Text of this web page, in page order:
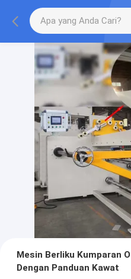
Mesin Berliku Kumparan
Dengan Panduan Kawat